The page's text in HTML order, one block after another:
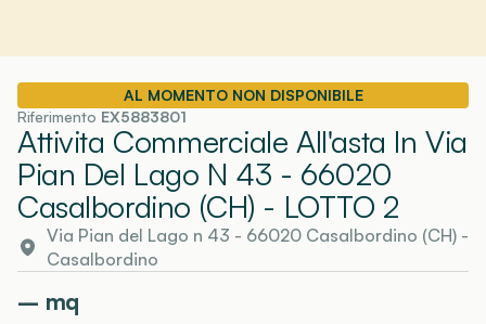
AL MOMENTO NON DISPONIBILE
Riferimento EX5883801
Attivita Commerciale All'asta In Via
Pian Del Lago N 43 - 66020
Casalbordino (CH) - LOTTO 2
Via Pian del Lago n 43 - 66020 Casalbordino (CH)-
Casalbordino
– mq